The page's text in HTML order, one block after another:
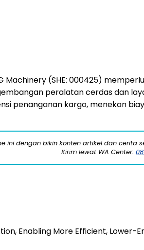
Machinery (SHE: 000425)
peralatan cerdas dan
penanganan kargo, menekan
ini dengan bikin konten artikel dan
Kirim lewat WA Center:
Enabling More Efficient, Lower-